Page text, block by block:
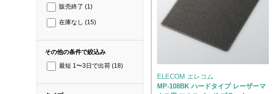
販売終了 (1)
在庫なし (15)
その他の条件で絞込み
最短 1〜3日で出荷 (18)
ELECOM エレコム
MP-108BK ハードタイプ レーザーマ